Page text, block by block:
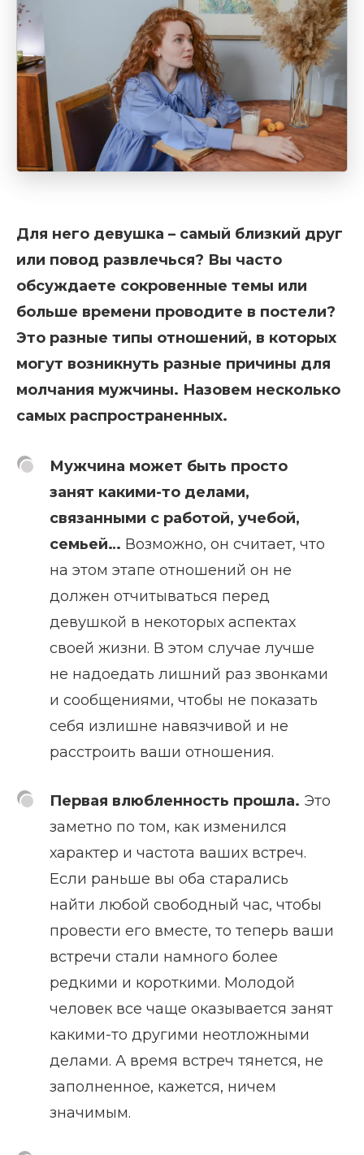
Для него девушка – самый близкий друг
или повод развлечься? Вы часто
обсуждаете сокровенные темы или
больше времени проводите в постели?
Это разные типы отношений, в которых
могут возникнуть разные причины для
молчания мужчины. Назовем несколько
самых распространенных.
Мужчина может быть просто
занят какими-то делами,
связанными с работой, учебой,
семьей… Возможно, он считает, что
на этом этапе отношений он не
должен отчитываться перед
девушкой в некоторых аспектах
своей жизни. В этом случае лучше
не надоедать лишний раз звонками
и сообщениями, чтобы не показать
себя излишне навязчивой и не
расстроить ваши отношения.
Первая влюбленность прошла. Это
заметно по том, как изменился
характер и частота ваших встреч.
Если раньше вы оба старались
найти любой свободный час, чтобы
провести его вместе, то теперь ваши
встречи стали намного более
редкими и короткими. Молодой
человек все чаще оказывается занят
какими-то другими неотложными
делами. А время встреч тянется, не
заполненное, кажется, ничем
значимым.